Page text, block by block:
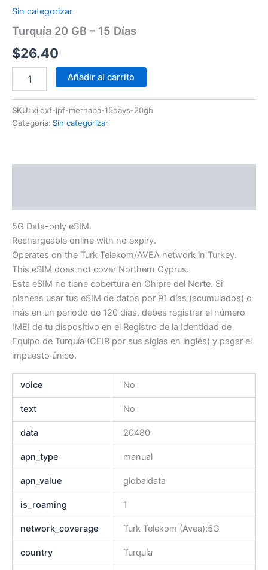
Sin categorizar
Turquía 20 GB – 15 Días
$26.40
Añadir al carrito
SKU: xiloxf-jpf-merhaba-15days-20gb
Categoría: Sin categorizar
5G Data-only eSIM.
Rechargeable online with no expiry.
Operates on the Turk Telekom/AVEA network in Turkey.
This eSIM does not cover Northern Cyprus.
Esta eSIM no tiene cobertura en Chipre del Norte. Si
planeas usar tus eSIM de datos por 91 días (acumulados) o
más en un periodo de 120 días, debes registrar el número
IMEI de tu dispositivo en el Registro de la Identidad de
Equipo de Turquía (CEIR por sus siglas en inglés) y pagar el
impuesto único.
voice No
text No
data 20480
apn_type manual
apn_value globaldata
is_roaming 1
network_coverage Turk Telekom (Avea):5G
country Turquía